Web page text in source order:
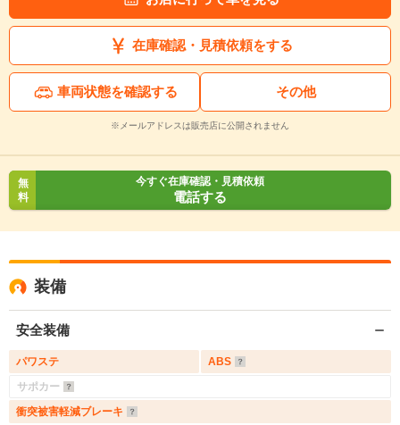
在庫確認・見積依頼をする
車両状態を確認する その他
※メールアドレスは販売店に公開されません
無
料
今すぐ在庫確認・見積依頼
電話する
装備
安全装備
パワステ
ABS
サポカー
衝突被害軽減ブレーキ